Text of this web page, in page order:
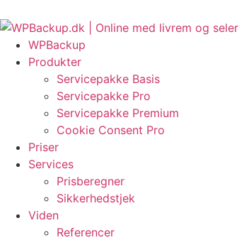
til
indholdWPBackup
Produkter
Servicepakke Basis
Servicepakke Pro
Servicepakke Premium
Cookie Consent Pro
Priser
Services
Prisberegner
Sikkerhedstjek
Viden
Referencer